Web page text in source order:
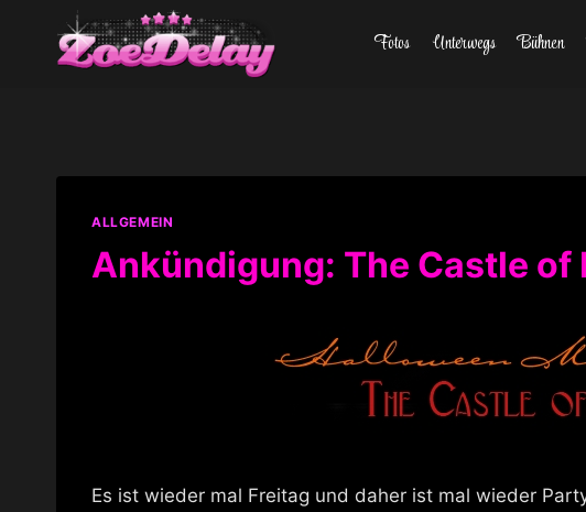
springen
Fotos Unterwegs Bühnen
ALLGEMEIN
Ankündigung: The Castle of
Es ist wieder mal Freitag und daher ist mal wieder